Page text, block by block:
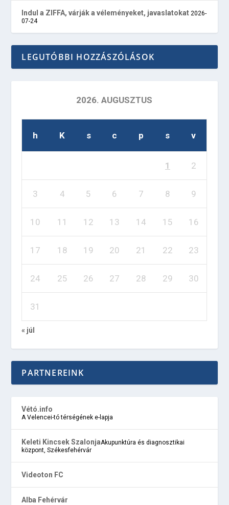
Indul a ZIFFA, várják a véleményeket, javaslatokat 2026-
07-24
LEGUTÓBBI HOZZÁSZÓLÁSOK
2026. AUGUSZTUS
h K s c p s v
1 2
3 4 5 6 7 8 9
10 11 12 13 14 15 16
17 18 19 20 21 22 23
24 25 26 27 28 29 30
31
« júl
PARTNEREINK
Vétó.info
A Velencei-tó térségének e-lapja
Keleti Kincsek SzalonjaAkupunktúra és diagnosztikai
központ, Székesfehérvár
Videoton FC
Alba Fehérvár